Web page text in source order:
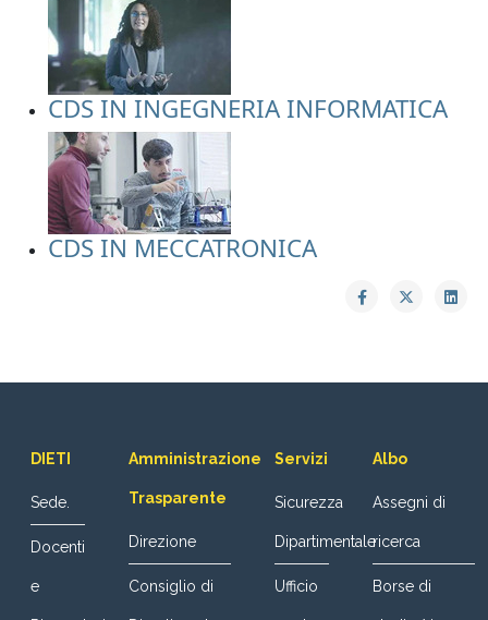
CDS IN INGEGNERIA INFORMATICA
CDS IN MECCATRONICA
DIETI
Sede.
Docenti
e
Amministrazione
Trasparente
Direzione
Consiglio di
Servizi
Sicurezza
Dipartimentale
Ufficio
Albo
Assegni di
ricerca
Borse di